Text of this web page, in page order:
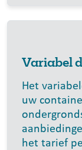
Variabel
Het
uw
het tarief